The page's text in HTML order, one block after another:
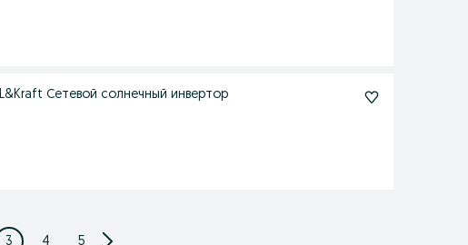
Сетевой солнечный инвертор
3 4 5